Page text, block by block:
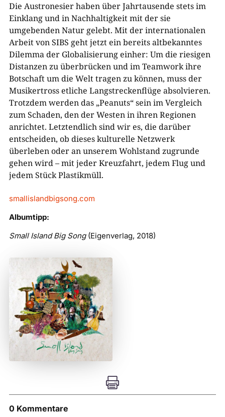
Die Austronesier haben über Jahrtausende stets im
Einklang und in Nachhaltigkeit mit der sie
umgebenden Natur gelebt. Mit der internationalen
Arbeit von SIBS geht jetzt ein bereits altbekanntes
Dilemma der Globalisierung einher: Um die riesigen
Distanzen zu überbrücken und im Teamwork ihre
Botschaft um die Welt tragen zu können, muss der
Musikertross etliche Langstreckenflüge absolvieren.
Trotzdem werden das „Peanuts“ sein im Vergleich
zum Schaden, den der Westen in ihren Regionen
anrichtet. Letztendlich sind wir es, die darüber
entscheiden, ob dieses kulturelle Netzwerk
überleben oder an unserem Wohlstand zugrunde
gehen wird – mit jeder Kreuzfahrt, jedem Flug und
jedem Stück Plastikmüll.
smallislandbigsong.com
Albumtipp:
Small Island Big Song(Eigenverlag, 2018)

0 Kommentare